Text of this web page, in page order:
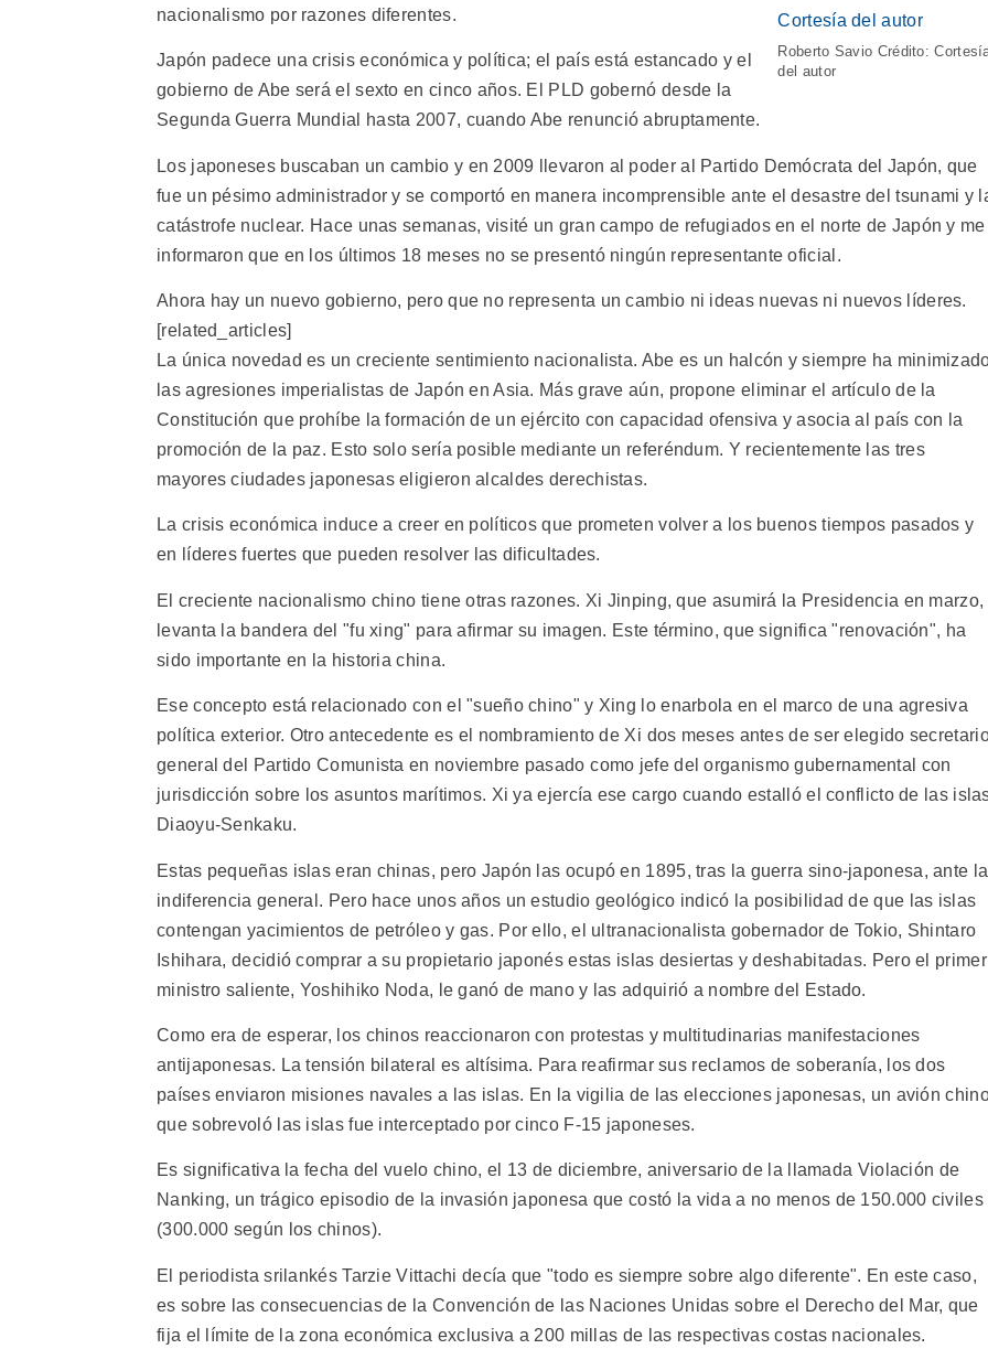
Roberto Savio Crédito:
del autor
nacionalismo por razones diferentes.
Japón padece una crisis económica y política; el país está estancado y el
gobierno de Abe será el sexto en cinco años. El PLD gobernó desde la
Segunda Guerra Mundial hasta 2007, cuando Abe renunció abruptamente.
Los japoneses buscaban un cambio y en 2009 llevaron al poder al Partido Demócrata del Japón, que
fue un pésimo administrador y se comportó en manera incomprensible ante el desastre del tsunami y
catástrofe nuclear. Hace unas semanas, visité un gran campo de refugiados en el norte de Japón y me
informaron que en los últimos 18 meses no se presentó ningún representante oficial.
Ahora hay un nuevo gobierno, pero que no representa un cambio ni ideas nuevas ni nuevos líderes.
[related_articles]
La única novedad es un creciente sentimiento nacionalista. Abe es un halcón y siempre ha
las agresiones imperialistas de Japón en Asia. Más grave aún, propone eliminar el artículo de la
Constitución que prohíbe la formación de un ejército con capacidad ofensiva y asocia al país con la
promoción de la paz. Esto solo sería posible mediante un referéndum. Y recientemente las tres
mayores ciudades japonesas eligieron alcaldes derechistas.
La crisis económica induce a creer en políticos que prometen volver a los buenos tiempos pasados y
en líderes fuertes que pueden resolver las dificultades.
El creciente nacionalismo chino tiene otras razones. Xi Jinping, que asumirá la Presidencia en marzo,
levanta la bandera del "fu xing" para afirmar su imagen. Este término, que significa "renovación", ha
sido importante en la historia china.
Ese concepto está relacionado con el "sueño chino" y Xing lo enarbola en el marco de una agresiva
política exterior. Otro antecedente es el nombramiento de Xi dos meses antes de ser elegido
general del Partido Comunista en noviembre pasado como jefe del organismo gubernamental con
jurisdicción sobre los asuntos marítimos. Xi ya ejercía ese cargo cuando estalló el conflicto de las
Diaoyu-Senkaku.
Estas pequeñas islas eran chinas, pero Japón las ocupó en 1895, tras la guerra sino-japonesa, ante la
indiferencia general. Pero hace unos años un estudio geológico indicó la posibilidad de que las islas
contengan yacimientos de petróleo y gas. Por ello, el ultranacionalista gobernador de Tokio, Shintaro
Ishihara, decidió comprar a su propietario japonés estas islas desiertas y deshabitadas. Pero el primer
ministro saliente, Yoshihiko Noda, le ganó de mano y las adquirió a nombre del Estado.
Como era de esperar, los chinos reaccionaron con protestas y multitudinarias manifestaciones
antijaponesas. La tensión bilateral es altísima. Para reafirmar sus reclamos de soberanía, los dos
países enviaron misiones navales a las islas. En la vigilia de las elecciones japonesas, un avión
que sobrevoló las islas fue interceptado por cinco F-15 japoneses.
Es significativa la fecha del vuelo chino, el 13 de diciembre, aniversario de la llamada Violación de
Nanking, un trágico episodio de la invasión japonesa que costó la vida a no menos de 150.000 civiles
(300.000 según los chinos).
El periodista srilankés Tarzie Vittachi decía que "todo es siempre sobre algo diferente". En este caso,
es sobre las consecuencias de la Convención de las Naciones Unidas sobre el Derecho del Mar, que
fija el límite de la zona económica exclusiva a 200 millas de las respectivas costas nacionales.